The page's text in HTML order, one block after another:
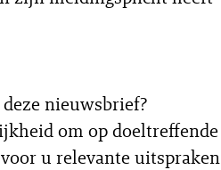
nieuwsbrief?
om op doeltreffende
u relevante uitspraken